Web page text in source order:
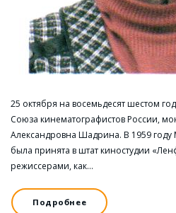
25 октября на восемьдесят шестом
Союза кинематографистов России,
Александровна Шадрина. В 1959 году
была принята в штат киностудии
режиссерами, как…
Подробнее